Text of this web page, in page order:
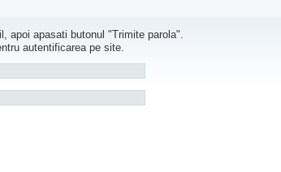
apoi apasati butonul "Trimite parola".
autentificarea pe site.